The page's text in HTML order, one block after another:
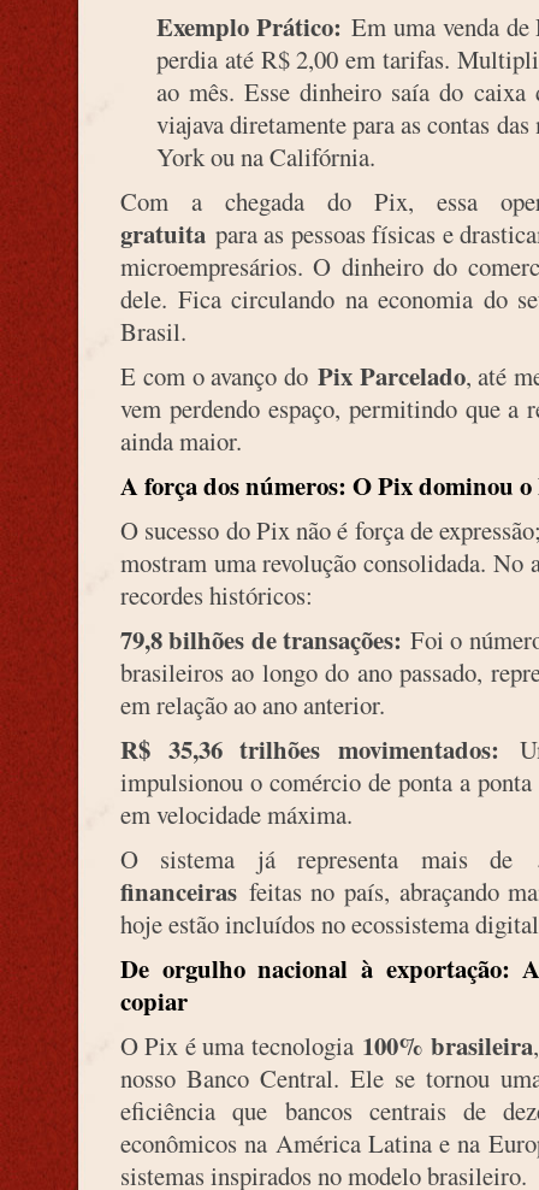
Exemplo Prático: Em uma venda
perdia até R$ 2,00 em tarifas.
ao mês. Esse dinheiro saía do
viajava diretamente para as contas
York ou na Califórnia.
Com a chegada do Pix, essa
gratuita para as pessoas físicas e
microempresários. O dinheiro do
dele. Fica circulando na economia do
Brasil.
E com o avanço do Pix Parcelado, até
vem perdendo espaço, permitindo que a
ainda maior.
A força dos números: O Pix dominou
O sucesso do Pix não é força de
mostram uma revolução consolidada. No
recordes históricos:
79,8 bilhões de transações: Foi o
brasileiros ao longo do ano passado,
em relação ao ano anterior.
R$ 35,36 trilhões movimentados:
impulsionou o comércio de ponta a
em velocidade máxima.
O sistema já representa mais de
financeiras feitas no país, abraçando
hoje estão incluídos no ecossistema
De orgulho nacional à exportação:
copiar
O Pix é uma tecnologia 100% brasileira
nosso Banco Central. Ele se tornou
eficiência que bancos centrais de
econômicos na América Latina e na
sistemas inspirados no modelo brasileiro.